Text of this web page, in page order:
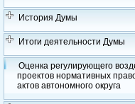
История Думы
Итоги деятельности Думы
Оценка регулирующего
проектов нормативных
актов автономного округа